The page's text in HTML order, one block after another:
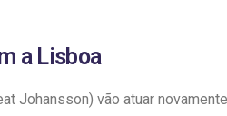
a Lisboa
Johansson) vão atuar